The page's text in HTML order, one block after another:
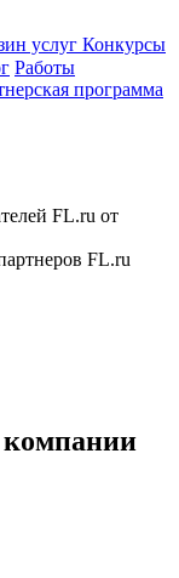
услуг Конкурсы
Работы
программа
FL.ru от
FL.ru